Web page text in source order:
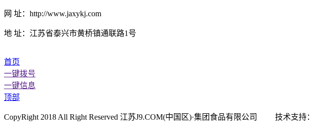
网 址：http://www.jaxykj.com
地 址：江苏省泰兴市黄桥镇通联路1号
首页
一键拨号
一键信息
顶部
CopyRight 2018 All Right Reserved 江苏J9.COM(中国区)·集团食品有限公司 技术支持：